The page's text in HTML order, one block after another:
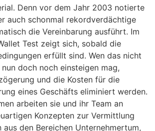
Denn vor dem Jahr 2003 notierte
auch schonmal rekordverdächtige
die Vereinbarung ausführt. Im
Test zeigt sich, sobald die
erfüllt sind. Wen das nicht
doch noch einsteigen mag,
und die Kosten für die
eines Geschäfts eliminiert werden.
arbeiten sie und ihr Team an
Konzepten zur Vermittlung
aus den Bereichen Unternehmertum,